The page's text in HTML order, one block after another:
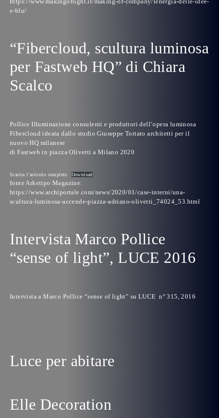
e-blu/
“Fibercloud, scultura luminosa
per Fastweb HQ” di Chiara
Scalco
Pollice Illuminazione consulenti e produttori dell’opera luminosa
Fibercloud ideata dallo studio Giuseppe Tortato architetti per il
nuovo HQ milanese
diFastwebin piazza Olivetti a Milano 2020
Scarica l’articolo completo Download
fonte Arketipo Magazine:
https://www.archiportale.com/news/2020/01/case-interni/una-
scultura-luminosa-accende-piazza-adriano-olivetti_74024_53.html
Intervista Marco Pollice
“sense of light”, LUCE 2016
Intervista a Marco Pollice “sense of light” su LUCE n° 315, 2016
Luce per abitare
Elle Decoration